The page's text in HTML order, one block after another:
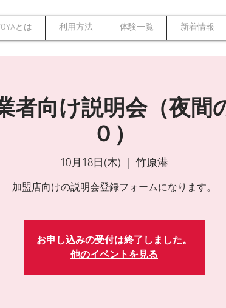
とは 利用方法 体験一覧 新着情報
者向け説明会（夜間
０）
10月18日(木) 竹原港
加盟店向けの説明会登録フォームになります。
お申し込みの受付は終了しました。
他のイベントを見る